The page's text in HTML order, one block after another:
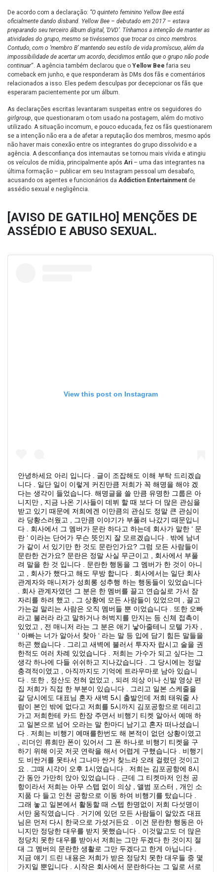
De acordo com a declaração: “O quinteto feminino Yellow Bee está
oficialmente dando disband. Yellow Bee – debutado em 2017 – estava
preparando seu terceiro álbum digital, ‘DVD’. Tínhamos a intenção de manter as
atividades do grupo, mesmo se tivéssemos que trocar os cinco membros.
Contudo, com o ‘membro B’ mantendo seu estilo de vida promíscuo, além da
impossibilidade de acertar um acordo, decidimos então que o grupo não pode
continuar“. A agência também declarou que o Yellow Bee faria seu
comeback em junho, e que responderam às DMs dos fãs e comentários
relacionados a isso. Eles pedem desculpas por decepcionar os fãs que
esperaram pacientemente por um álbum.
As declarações escritas levantaram suspeitas entre os seguidores do
girlgroup, que questionaram o tom usado na postagem, além do motivo
utilizado. A situação incomum, e pouco educada, fez os fãs questionarem
se a intenção não era a de afetar a reputação dos membros, mesmo após
não haver mais conexão entre os integrantes do grupo dissolvido e a
agência. A desconfiança dos internautas se tornou mais vívida e atingiu
os veículos de mídia, principalmente após Ari – uma das integrantes na
última formação – publicar em seu Instagram pessoal um desabafo,
acusando os agentes e funcionários da Addiction Entertainment de
assédio sexual e negligência.
[AVISO DE GATILHO] MENÇÕES DE
ASSÉDIO E ABUSO SEXUAL.
View this post on Instagram
안녕하세요 아리 입니다 . 글이 조잡해도 이해 부탁 드리겠습
니다 . 일단 일이 이렇게 커진만큼 저희가 꼭 해명을 해야 겠
다는 생각이 들었습니다. 해명글을 쓸 만큼 유명한 그룹은 아
니지만 , 지금 나온 기사들이 데뷔 할 때 보다 더 많은 관심을
받고 있기 때문에 저희에겐 이만큼의 관심도 정말 큰 관심이
라 당황스러웠고 , 그만큼 이야기가 부풀려 나갔기 때문입니
다 . 회사에서 그 멤버가 문란 하다고 하는데 회사가 말한 ‘ 문
란 ‘ 이라는 단어가 무슨 뜻인지 잘 모르겠습니다 . 밖에 남녀
가 같이 서 있기만 한 것도 문란인가요? 그럼 모든 사람들이
문란한 건가요? 문란은 정말 사실 무근이고 , 회사에서 부풀
려 말을 한 것 입니다 . 문란한 행동을 그 멤버가 한 것이 아니
고 , 회사가 했다고 해도 무방 합니다 . 회사에서는 일단 회사
관계자와 매니저가 성희롱 성추행 하는 행동들이 있었습니다
. 회사 관계자였던 그 분은 한 멤버를 끌고 연습실로 가서 잠
자리를 하려 했고 , 그 상황에 모든 사람들이 있었으며 , 끌고
가는걸 말리는 사람은 오직 멤버들 뿐 이었습니다 . 또한 오빠
라고 불러라 라고 말하거나 허벅지를 만지는 등 신체 접촉이
있었고 , 전 매니저 라는 그 분은 애기 낳아줄테니 모텔 가자 ,
‘ 아빠는 너가 알아서 찾아 ‘ 라는 말 등 입에 담기 힘든 말들을
하곤 했습니다 . 그리고 새벽에 불러서 투자자 랍시고 술을 권
한적도 여러 차례 있었습니다 . 저희는 가수가 되고 싶다는 그
생각 하나에 다들 쉬쉬하고 지나갔습니다 . 그 당시에는 정말
충격적이였고 , 아직까지도 기억에 트라우마로 남아 있습니
다 . 또한 , 정산도 전혀 없었고 , 되려 의상 이나 신발 영상 편
집 저희가 직접 한 부분이 있습니다 . 그리고 일본 스케줄을
갈 당시에도 대표님 혼자 새벽 5시 출발인데 저희 태워줄 사
람이 본인 밖에 없다고 저희를 5시까지 김포공항으로 데리고
가고 저희한테 카드 한장 주면서 비행기 티켓 알아서 예매 하
고 일본으로 넘어 오라는 말 한마디 남기고 혼자 떠나셨습니
다 . 저희는 비행기 예매를한번도 해 본적이 없던 상황이였고
, 리더인 류희만 폰이 있어서 그 폰 하나로 비행기 티켓을 구
하기 위해 이곳 저곳 연락을 해서 어렵게 구했습니다 . 비행기
도 비싼거를 못타서 그나마 싼거 찾느라 오래 걸렸던 것이고
요 . 그때 시각이 오후 1시였습니다 . 저희는 김포공항에 8시
간 동안 가만히 앉아 있었습니다 . 근데 그 티켓마저 인천 공
항이라서 저희는 아무 스텝 없이 의상 , 앨범 포스터 , 개인 소
지품 다 들고 인천 공항으로 이동 하여 비행기를 탔습니다 .
그래 놓고 일본에서 활동할 때 스텝 한명없이 저희 다섯명이
서만 움직였습니다 . 거기에 있던 모든 사람들이 알았죠 대표
님은 먼저 다시 한국으로 가셨거든요 . 이건 문란한 행동은 아
니지만 정당한 대우를 받지 못했습니다 . 이것말고도 더 많은
정당치 못한 대우를 받아서 저희는 그만 두겠다 한 것이지 절
대 그 멤버의 문란한 생활로 그만 두겠다고 한게 아닙니다 .
지금 얘기 드린 내용은 저희가 받은 정당치 못한 대우들 중 몇
가지일 뿐입니다 . 시작은 회사에서 문란하다는 그 일로 서로